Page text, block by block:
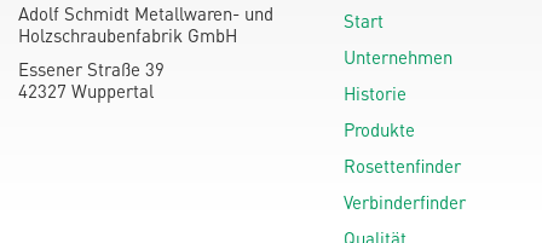
Adolf Schmidt Metallwaren- und
Holzschraubenfabrik GmbH
Essener Straße 39
42327 Wuppertal
Start
Unternehmen
Historie
Produkte
Rosettenfinder
Verbinderfinder